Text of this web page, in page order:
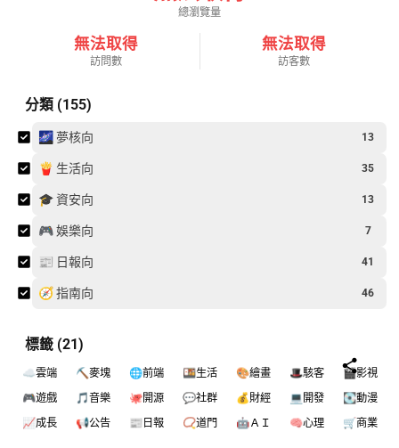
總瀏覽量
無法取得
訪問數
無法取得
訪客數
分類 (155)
🌌 夢核向 13
🍟 生活向 35
🎓 資安向 13
🎮 娛樂向 7
📰 日報向 41
🧭 指南向 46
標籤 (21)
☁️雲端 ⛏️麥塊 🌐前端 🍱生活 🎨繪畫 🎩駭客
🎬影視
🎮遊戲
🎵音樂 🐙開源 💬社群 💰財經 💻開發
💽動漫
📈成長
📢公告 📰日報 📿道門 🤖ＡＩ 🧠心理 🛒商業